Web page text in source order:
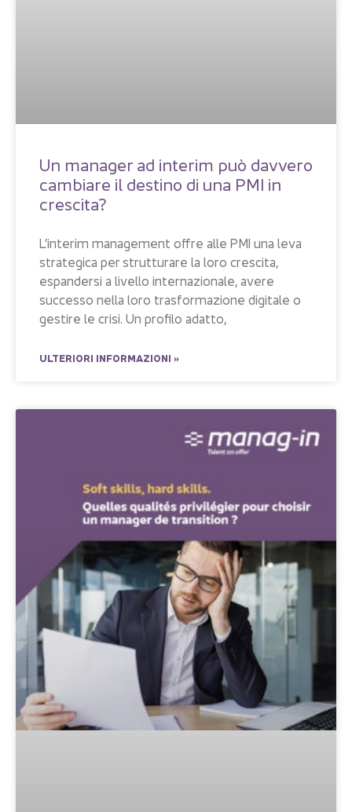
Un manager ad interim può davvero
cambiare il destino di una PMI in
crescita?
L’interim management offre alle PMI una leva
strategica per strutturare la loro crescita,
espandersi a livello internazionale, avere
successo nella loro trasformazione digitale o
gestire le crisi. Un profilo adatto,
ULTERIORI INFORMAZIONI »